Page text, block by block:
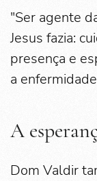
"Ser agente
Jesus fazia:
presença e
a
A
Dom Valdir